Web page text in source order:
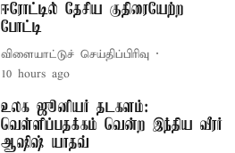
ஈரோட்டில் தேசிய குதிரையேற்ற
போட்டி
விளையாட்டுச் செய்திப்பிரிவு
10 hours ago
உலக ஜூனியர் தடகளம்:
வெள்ளிப்பதக்கம் வென்ற இந்திய வீரர்
ஆஷிஷ் யாதவ்